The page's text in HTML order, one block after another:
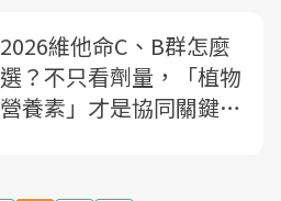
2026維他命C、B群怎麼
選？不只看劑量，「植物
營養素」才是協同關鍵！